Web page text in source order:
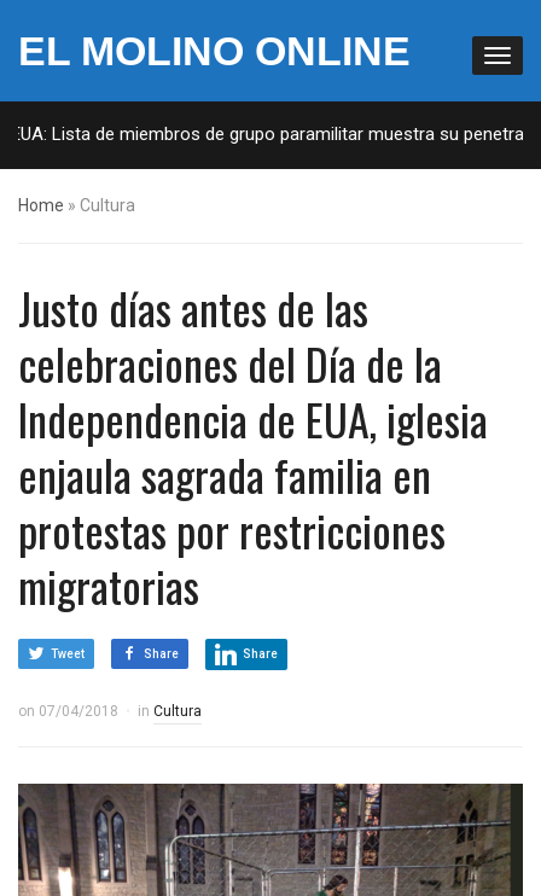
EL MOLINO ONLINE
Lista de miembros de grupo paramilitar muestra su
Home » Cultura
Justo días antes de las
celebraciones del Día de la
Independencia de EUA, iglesia
enjaula sagrada familia en
protestas por restricciones
migratorias
Tweet Share Share
on 07/04/2018 in Cultura